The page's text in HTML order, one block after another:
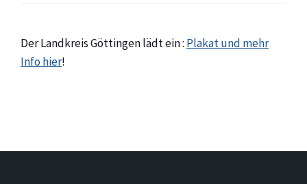
Der Landkreis Göttingen lädt ein : Plakat und mehr
Info hier!